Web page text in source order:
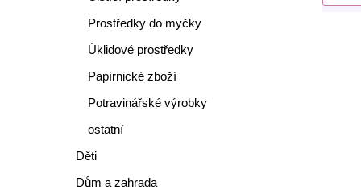
Prostředky do myčky
Úklidové prostředky
Papírnické zboží
Potravinářské výrobky
ostatní
Děti
Dům a zahrada